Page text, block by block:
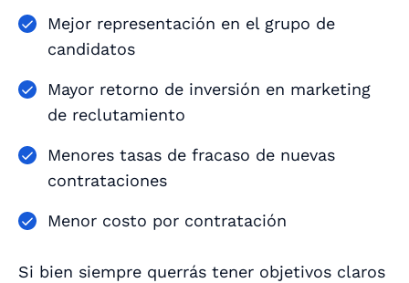
Mejor representación en el grupo de
candidatos
Mayor retorno de inversión en marketing
de reclutamiento
Menores tasas de fracaso de nuevas
contrataciones
Menor costo por contratación
Si bien siempre querrás tener objetivos claros